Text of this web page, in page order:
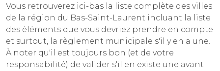
Vous retrouverez ici-bas la liste complète des villes
de la région du Bas-Saint-Laurent incluant la liste
des éléments que vous devriez prendre en compte
et surtout, la règlement municipale s'il y en a une.
À noter qu'il est toujours bon (et de votre
responsabilité) de valider s'il en existe une avant